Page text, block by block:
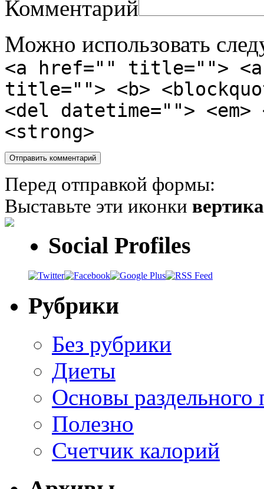
Комментарий
Можно использовать
<a href="" title="">
title=""> <b>
<del datetime="">
<strong>
Перед отправкой формы:
Выставьте эти иконки
Social Profiles
Рубрики
Без рубрики
Диеты
Основы раздельного
Полезно
Счетчик калорий